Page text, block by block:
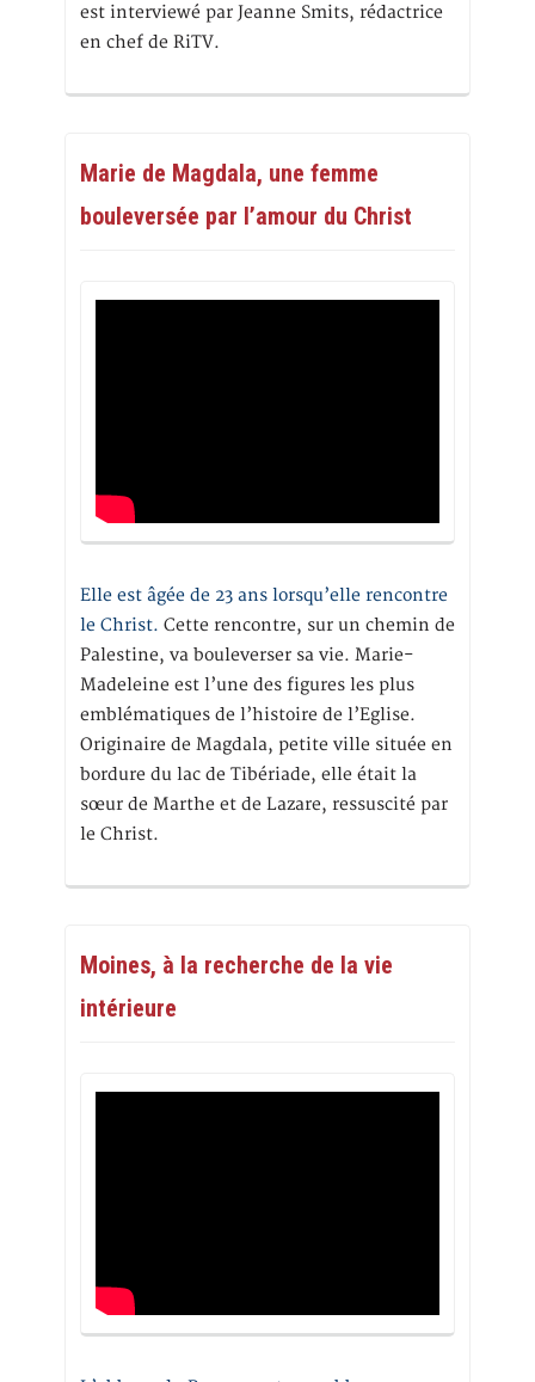
est interviewé par Jeanne Smits, rédactrice
en chef de RiTV.
Marie de Magdala, une femme
bouleversée par l’amour du Christ
Elle est âgée de 23 ans lorsqu’elle rencontre
le Christ. Cette rencontre, sur un chemin de
Palestine, va bouleverser sa vie. Marie-
Madeleine est l’une des figures les plus
emblématiques de l’histoire de l’Eglise.
Originaire de Magdala, petite ville située en
bordure du lac de Tibériade, elle était la
sœur de Marthe et de Lazare, ressuscité par
le Christ.
Moines, à la recherche de la vie
intérieure